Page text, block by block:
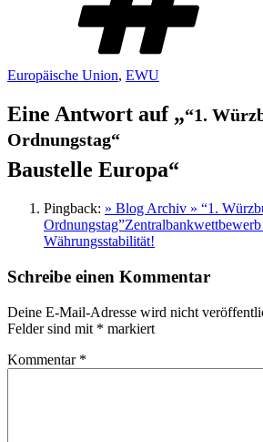
Europäische Union, EWU
Eine Antwort auf „“1.
Ordnungstag“
Baustelle Europa“
Pingback: » Blog Archiv » “1.
Währungsstabilität!
Schreibe einen Kommentar
Deine E-Mail-Adresse wird nicht
Felder sind mit * markiert
Kommentar *